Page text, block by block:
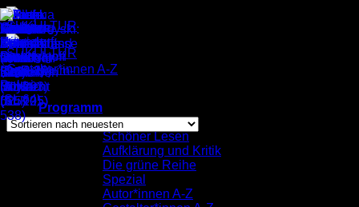
Zum
Inhalt
springen
Programm
komplett
Schöner Lesen
Aufklärung und Kritik
Die grüne Reihe
Spezial
Autor*innen A-Z
Gestalter*innen A-Z
Einzelnes Ergebnis wird angezeigt